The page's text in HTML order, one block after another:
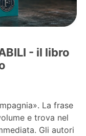
- il libro
La frase
e trova nel
Gli autori